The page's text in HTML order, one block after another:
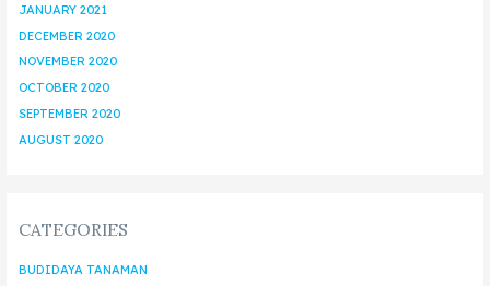
JANUARY 2021
DECEMBER 2020
NOVEMBER 2020
OCTOBER 2020
SEPTEMBER 2020
AUGUST 2020
CATEGORIES
BUDIDAYA TANAMAN